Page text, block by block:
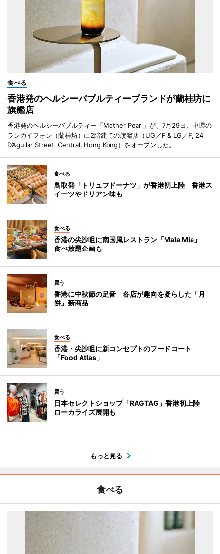
食べる
香港発のヘルシーバブルティーブランドが蘭桂坊に
旗艦店
香港発のヘルシーバブルティー「Mother Pearl」が、7月29日、中環の
ランカイフォン（蘭桂坊）に2階建ての旗艦店（UG／F & LG／F, 24
D’Aguilar Street, Central, Hong Kong）をオープンした。
食べる
鳥取発「トリュフドーナツ」が香港初上陸 香港ス
イーツやドリアン味も
食べる
香港の尖沙咀に南国風レストラン「Mala Mia」
食べ放題企画も
買う
香港に中秋節の足音 各店が趣向を凝らした「月
餅」新商品
食べる
香港・尖沙咀に新コンセプトのフードコート
「Food Atlas」
買う
日本セレクトショップ「RAGTAG」香港初上陸
ローカライズ展開も
もっと見る
食べる